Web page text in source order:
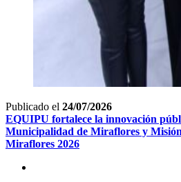
Publicado el 24/07/2026
EQUIPU fortalece la innovación
Municipalidad de Miraflores y
Miraflores 2026